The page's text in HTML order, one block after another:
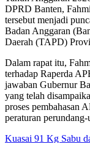
DPRD Banten,
tersebut menjadi
Badan Anggaran
Daerah (TAPD)
Dalam rapat itu,
terhadap Raperda
jawaban Gubernur
yang telah
proses pembahasan
peraturan
Kuasai 91 Kg Sabu